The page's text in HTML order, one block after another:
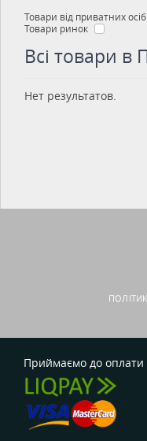
Товари від приватних осіб
Товари ринок
Всі товари в
Нет результатов.
Приймаємо до оплати